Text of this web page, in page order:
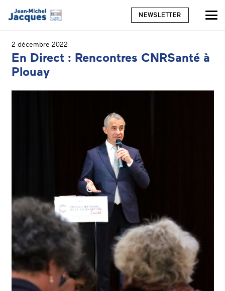
NEWSLETTER
2 décembre 2022
En Direct : Rencontres CNRSanté à
Plouay